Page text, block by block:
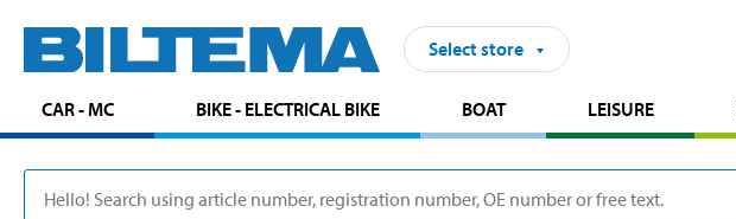
Select store
CAR - MC BIKE - ELECTRICAL BIKE BOAT LEISURE